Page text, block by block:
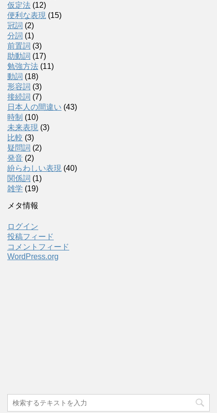
仮定法 (12)
便利な表現 (15)
冠詞 (2)
分詞 (1)
前置詞 (3)
助動詞 (17)
勉強方法 (11)
動詞 (18)
形容詞 (3)
接続詞 (7)
日本人の間違い (43)
時制 (10)
未来表現 (3)
比較 (3)
疑問詞 (2)
発音 (2)
紛らわしい表現 (40)
関係詞 (1)
雑学 (19)
メタ情報
ログイン
投稿フィード
コメントフィード
WordPress.org